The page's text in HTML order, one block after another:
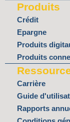
e
d
i
n
b
k
Produits
Crédit
Epargne
Produits
Produits
Carrière
Guide
Rapports